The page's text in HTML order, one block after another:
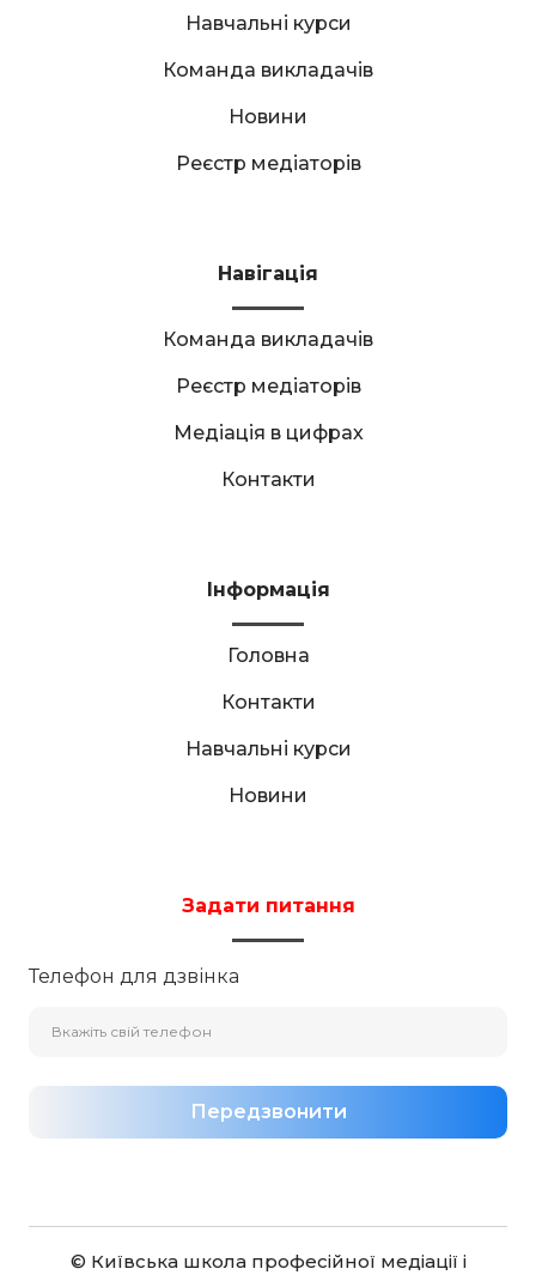
Навчальні курси
Команда викладачів
Новини
Реєстр медіаторів
Навігація
Команда викладачів
Реєстр медіаторів
Медіація в цифрах
Контакти
Інформація
Головна
Контакти
Навчальні курси
Новини
Задати питання
Телефон для дзвінка
Передзвонити
© Київська школа професійної медіації і